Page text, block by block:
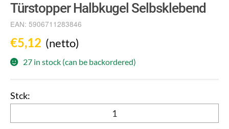
Türstopper Halbkugel Selbsklebend
EAN: 5906711283846
€5,12 (netto)
27 in stock (can be backordered)
Halbkugel